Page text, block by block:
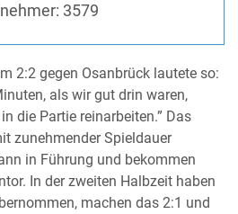
3579
2:2 gegen Osanbrück lautete so:
als wir gut drin waren,
die Partie reinarbeiten.” Das
zunehmender Spieldauer
in Führung und bekommen
In der zweiten Halbzeit haben
machen das 2:1 und